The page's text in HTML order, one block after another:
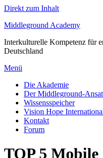
Direkt zum Inhalt
Middleground Academy
Interkulturelle Kompetenz für
Deutschland
Menü
Die Akademie
Der Middleground-
Wissensspeicher
Vision Hope
Kontakt
Forum
TOP 5